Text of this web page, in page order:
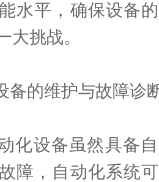
水平，确保设备
大挑战。
的维护与故障诊
设备虽然具备自
障，自动化系统